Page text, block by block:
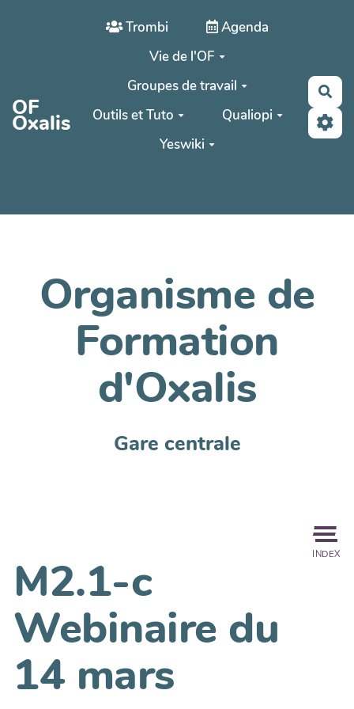
Aller au contenu principal
OF
Oxalis
Trombi
Agenda
Vie de l'OF
Groupes de travail
Outils et Tuto
Qualiopi
Yeswiki
Organisme de
Formation
d'Oxalis
Gare centrale
INDEX
M2.1-c
Webinaire du
14 mars